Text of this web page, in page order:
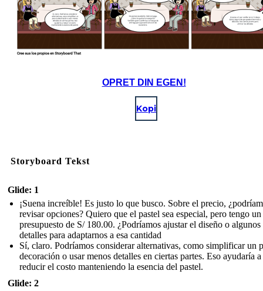
OPRET DIN EGEN!
Kopi
Storyboard Tekst
Glide: 1
¡Suena increíble! Es justo lo que busco. Sobre el precio,
revisar opciones? Quiero que el pastel sea especial, pero tengo un
presupuesto de S/ 180.00. ¿Podríamos ajustar el diseño o algunos
detalles para adaptarnos a esa cantidad
Sí, claro. Podríamos considerar alternativas, como simplificar un
decoración o usar menos detalles en ciertas partes. Eso ayudaría a
reducir el costo manteniendo la esencia del pastel.
Glide: 2